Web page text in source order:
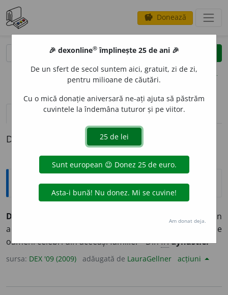
savings Donează
clear
opțiuni
definiții (1) pronunțievolume_up (17)
Definiția cu ID-ul 860648:
Explicative DEX
DINAST
Succesiune de suverani din
aceeași familie; familie domnitoare. ♦ Succesiune de
oameni celebri din aceeași familie. – Dinfr.dynastie.
sursa: DEX '09 (2009) adăugată de LauraGellner acțiuni
🎉 dexonline® împlinește 25 de ani 🎉
De un sfert de secol suntem aici, gratuit, zi de zi,
pentru milioane de căutări.
Cu o mică donație aniversară ne-ați ajuta să păstrăm
cuvintele la îndemâna tuturor și pe viitor.
Am donat deja.